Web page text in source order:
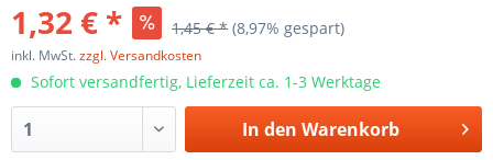
1,32 € * 1,45 € * (8,97% gespart)
inkl. MwSt.zzgl. Versandkosten
Sofort versandfertig, Lieferzeit ca. 1-3 Werktage
In den Warenkorb